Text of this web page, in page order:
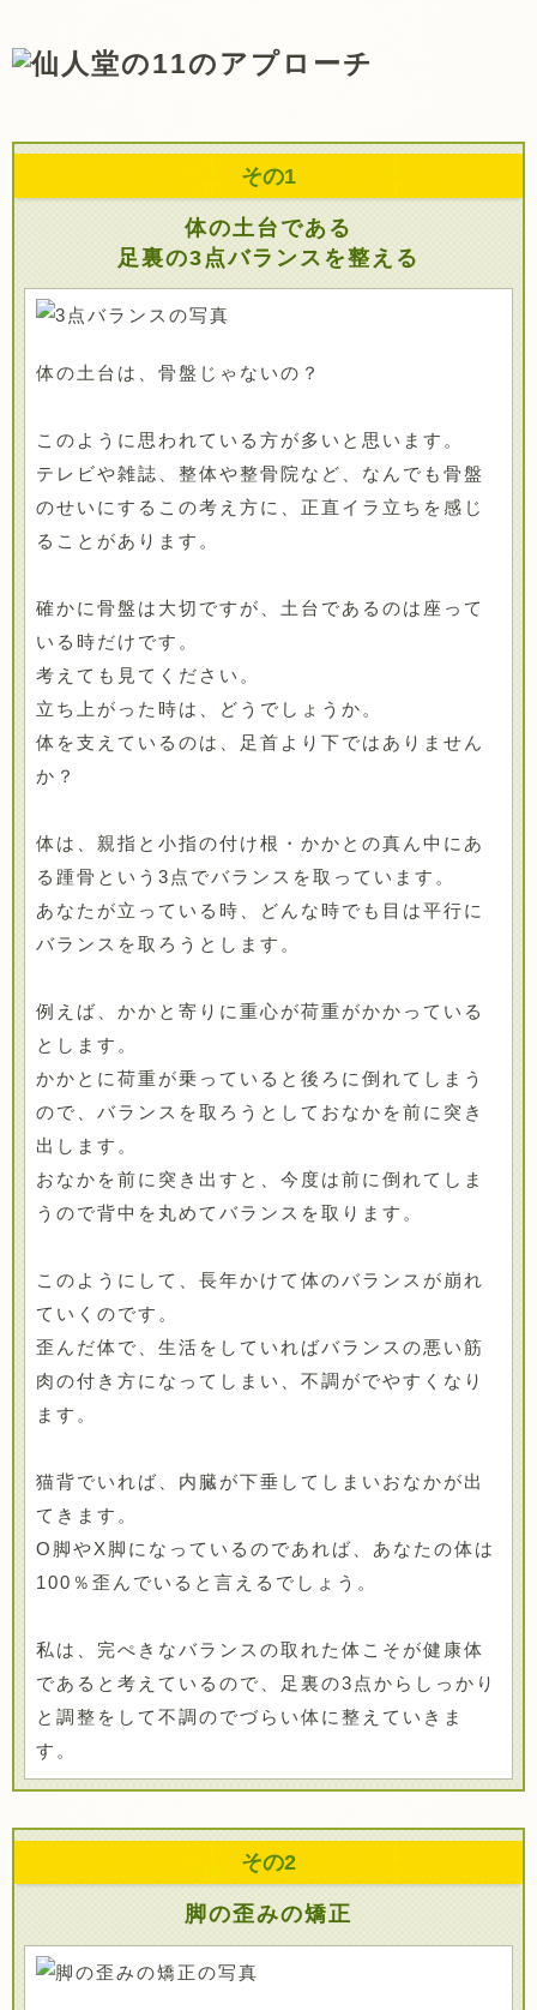
その1
体の土台である
足裏の3点バランスを整える
体の土台は、骨盤じゃないの？
このように思われている方が多いと思います。
テレビや雑誌、整体や整骨院など、なんでも骨盤
のせいにするこの考え方に、正直イラ立ちを感じ
ることがあります。
確かに骨盤は大切ですが、土台であるのは座って
いる時だけです。
考えても見てください。
立ち上がった時は、どうでしょうか。
体を支えているのは、足首より下ではありません
か？
体は、親指と小指の付け根・かかとの真ん中にあ
る踵骨という3点でバランスを取っています。
あなたが立っている時、どんな時でも目は平行に
バランスを取ろうとします。
例えば、かかと寄りに重心が荷重がかかっている
とします。
かかとに荷重が乗っていると後ろに倒れてしまう
ので、バランスを取ろうとしておなかを前に突き
出します。
おなかを前に突き出すと、今度は前に倒れてしま
うので背中を丸めてバランスを取ります。
このようにして、長年かけて体のバランスが崩れ
ていくのです。
歪んだ体で、生活をしていればバランスの悪い筋
肉の付き方になってしまい、不調がでやすくなり
ます。
猫背でいれば、内臓が下垂してしまいおなかが出
てきます。
O脚やX脚になっているのであれば、あなたの体は
100％歪んでいると言えるでしょう。
私は、完ぺきなバランスの取れた体こそが健康体
であると考えているので、足裏の3点からしっかり
と調整をして不調のでづらい体に整えていきま
す。
その2
脚の歪みの矯正